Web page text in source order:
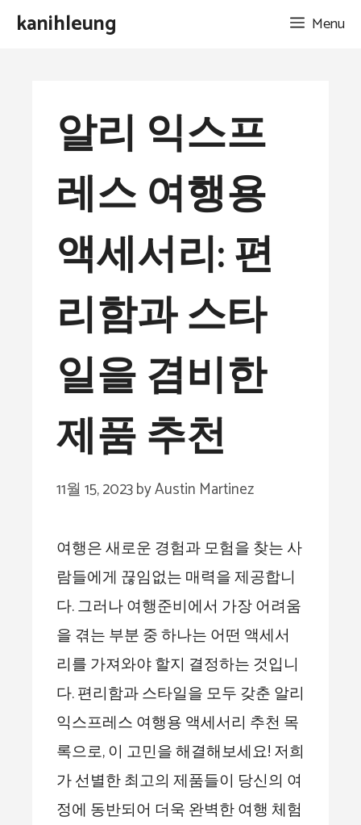
Skipkanihleung Menu
알리 익스프
레스 여행용
액세서리: 편
리함과 스타
일을 겸비한
제품 추천
11월 15, 2023byAustin Martinez
여행은 새로운 경험과 모험을 찾는 사
람들에게 끊임없는 매력을 제공합니
다. 그러나 여행준비에서 가장 어려움
을 겪는 부분 중 하나는 어떤 액세서
리를 가져와야 할지 결정하는 것입니
다. 편리함과 스타일을 모두 갖춘 알리
익스프레스 여행용 액세서리 추천 목
록으로, 이 고민을 해결해보세요! 저희
가 선별한 최고의 제품들이 당신의 여
정에 동반되어 더욱 완벽한 여행 체험